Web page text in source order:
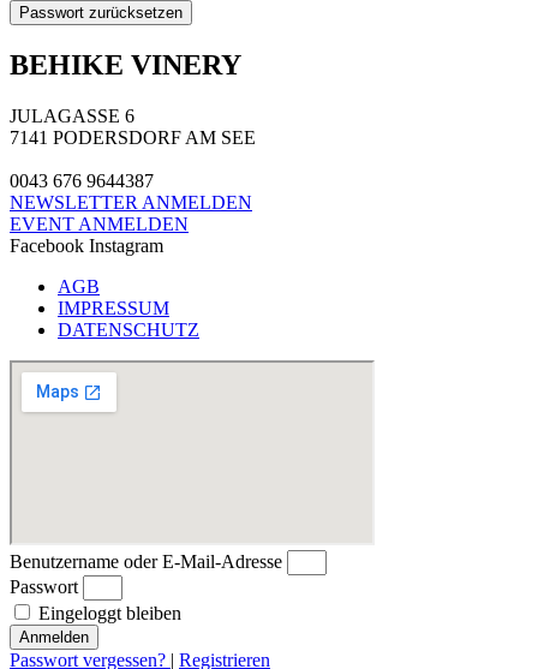
Passwort zurücksetzen
BEHIKE VINERY
JULAGASSE 6
7141 PODERSDORF AM SEE
0043 676 9644387
NEWSLETTER ANMELDEN
EVENT ANMELDEN
Facebook Instagram
AGB
IMPRESSUM
DATENSCHUTZ
Benutzername oder E-Mail-Adresse
Passwort
Eingeloggt bleiben
Anmelden
Passwort vergessen? | Registrieren